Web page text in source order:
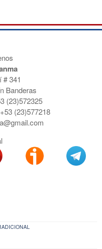
# 341
Banderas
(23)572325
(23)577218